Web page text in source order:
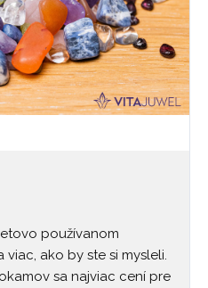
používanom
ako by ste si mysleli.
sa najviac cení pre